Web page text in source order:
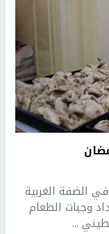
الضفة الغربية
وجبات الطعام
...